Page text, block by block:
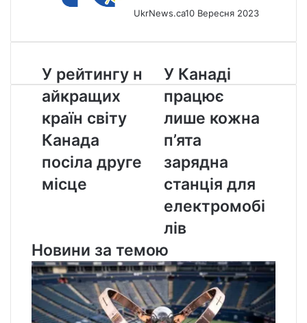
UkrNews.ca10 Вересня 2023
У рейтингу найкращих
країн
світу
Канада
посіла
друге
У рейтингу н
айкращих
країн світу
Канада
посіла друге
місце
У
Канаді
працює
лише
кожна
п’ята
станція
для
У Канаді
працює
лише кожна
п’ята
зарядна
станція для
електромобі
лів
Новини за темою